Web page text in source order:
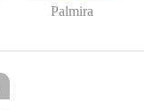
Palmira